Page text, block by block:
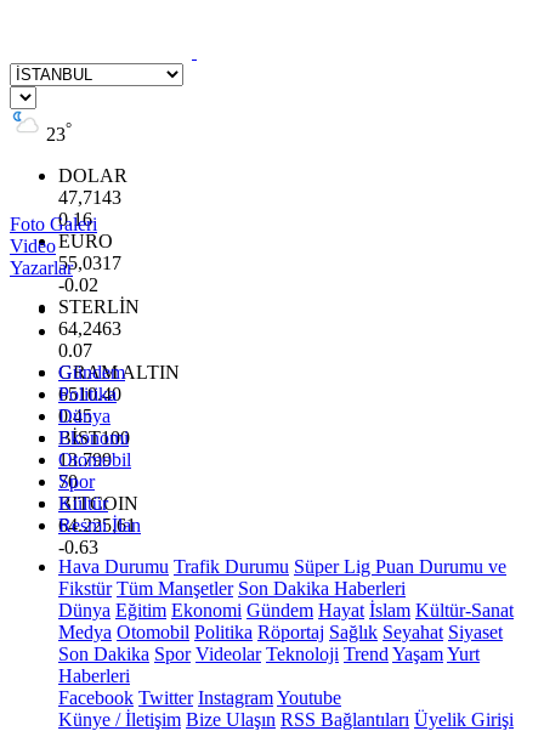
23°
DOLAR
47,7143
0.16
EURO
55,0317
-0.02
STERLİN
64,2463
0.07
GRAM ALTIN
6510.40
0.45
BİST100
13.799
70
BITCOIN
64.225,61
-0.63
Foto Galeri
Video
Yazarlar
Gündem
Politika
Dünya
Ekonomi
Otomobil
Spor
Kültür
Resmi İlan
Hava Durumu Trafik Durumu Süper Lig Puan Durumu ve
Fikstür Tüm Manşetler Son Dakika Haberleri
Dünya Eğitim Ekonomi Gündem Hayat İslam Kültür-Sanat
Medya Otomobil Politika Röportaj Sağlık Seyahat Siyaset
Son Dakika Spor Videolar Teknoloji Trend YaşamYurt
Haberleri
Facebook Twitter InstagramYoutube
Künye / İletişim Bize Ulaşın RSS Bağlantıları Üyelik Girişi